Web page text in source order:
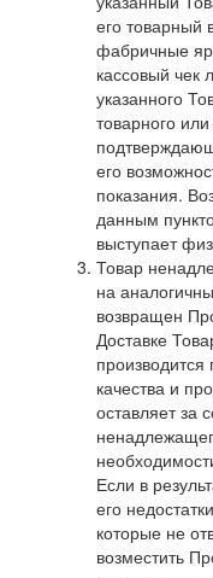
его товарный
фабричные
кассовый чек
указанного
товарного
его
показания.
данным
выступает
Товар
на
возвращен
Доставке
качества и
оставляет за
Если в
его
которые не
возместить